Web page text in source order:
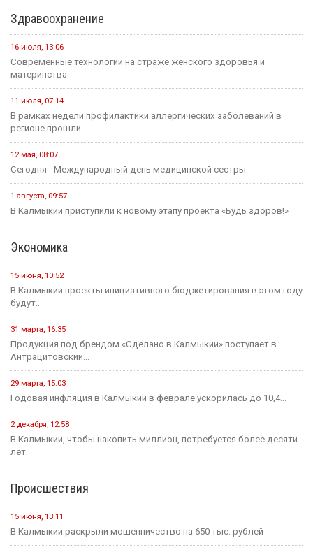
представить Калмыкию...
11 июля, 14:51
1,5 миллиона рублей на развитие школьных пространств и
инициатив...
Культура
31 июля, 10:17
Калмыкия готовится вновь принять гостей на Фестивале Лотосов.
26 июля, 12:31
В этом году героическому эпосу «Джангар» — 585 лет.
прошла...
20 июля, 09:39
Сегодня — Международный день шахмат.
Спорт
15 июня, 07:55
Хоккейная команда «Динамо-Элиста» - Чемпион
4 июня, 10:27
Евгений Джакураев назначен тренером сборной России по
армрестлингу
17 мая, 13:54
14 мая, 07:40
Сегодня стартует открытый городской турнир по боксу
Здравоохранение